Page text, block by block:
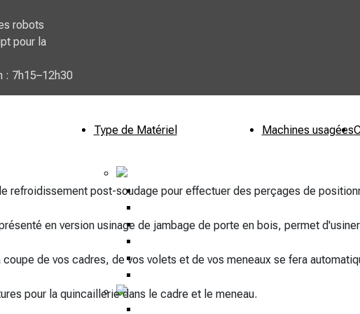
robots
pour la
: 7h15–12h30
Type de Matériel
Couper PVC
Souder PVC
Optimisation PVC
Aluminium
Machines usagées
refroidissement post-soudage pour effectuer des perçages de
en version usinage de jambage de porte en bois, permet
de vos cadres, de vos volets et de vos meneaux se fera
pour la quincaillerie dans le cadre et le meneau.